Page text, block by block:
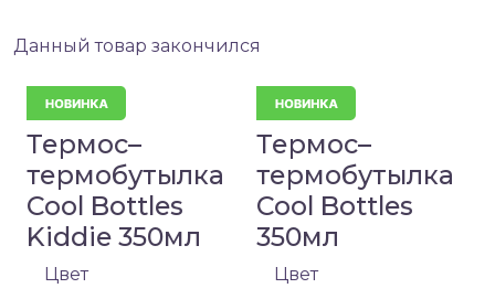
Данный товар закончился
Термос–
термобутылка
Cool Bottles
Kiddie 350мл
Цвет
Термос–
термобутылка
Cool Bottles
350мл
Цвет